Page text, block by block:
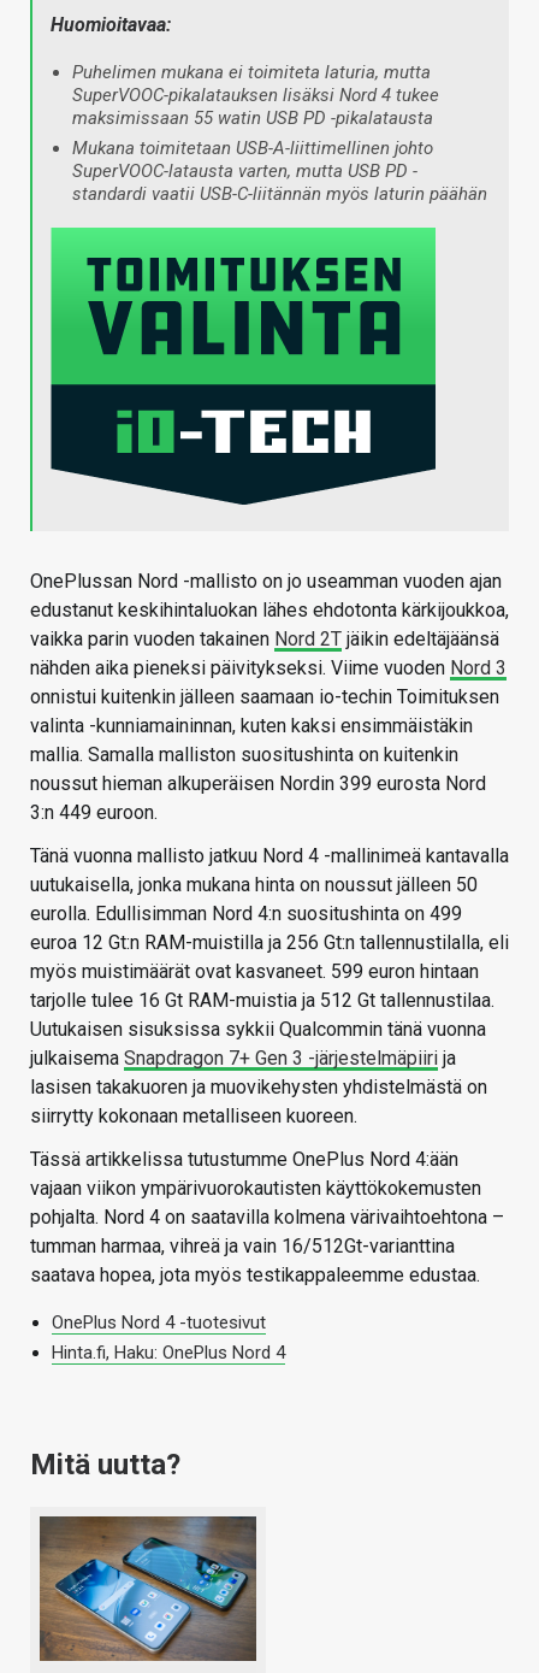
Huomioitavaa:
Puhelimen mukana ei toimiteta laturia, mutta
SuperVOOC-pikalatauksen lisäksi Nord 4 tukee
maksimissaan 55 watin USB PD -pikalatausta
Mukana toimitetaan USB-A-liittimellinen johto
SuperVOOC-latausta varten, mutta USB PD -
standardi vaatii USB-C-liitännän myös laturin päähän
OnePlussan Nord -mallisto on jo useamman vuoden ajan
edustanut keskihintaluokan lähes ehdotonta kärkijoukkoa,
vaikka parin vuoden takainen Nord 2T jäikin edeltäjäänsä
nähden aika pieneksi päivitykseksi. Viime vuoden Nord 3
onnistui kuitenkin jälleen saamaan io-techin Toimituksen
valinta -kunniamaininnan, kuten kaksi ensimmäistäkin
mallia. Samalla malliston suositushinta on kuitenkin
noussut hieman alkuperäisen Nordin 399 eurosta Nord
3:n 449 euroon.
Tänä vuonna mallisto jatkuu Nord 4 -mallinimeä kantavalla
uutukaisella, jonka mukana hinta on noussut jälleen 50
eurolla. Edullisimman Nord 4:n suositushinta on 499
euroa 12 Gt:n RAM-muistilla ja 256 Gt:n tallennustilalla, eli
myös muistimäärät ovat kasvaneet. 599 euron hintaan
tarjolle tulee 16 Gt RAM-muistia ja 512 Gt tallennustilaa.
Uutukaisen sisuksissa sykkii Qualcommin tänä vuonna
julkaisema Snapdragon 7+ Gen 3 -järjestelmäpiiri ja
lasisen takakuoren ja muovikehysten yhdistelmästä on
siirrytty kokonaan metalliseen kuoreen.
Tässä artikkelissa tutustumme OnePlus Nord 4:ään
vajaan viikon ympärivuorokautisten käyttökokemusten
pohjalta. Nord 4 on saatavilla kolmena värivaihtoehtona –
tumman harmaa, vihreä ja vain 16/512Gt-varianttina
saatava hopea, jota myös testikappaleemme edustaa.
OnePlus Nord 4 -tuotesivut
Hinta.fi, Haku: OnePlus Nord 4
Mitä uutta?